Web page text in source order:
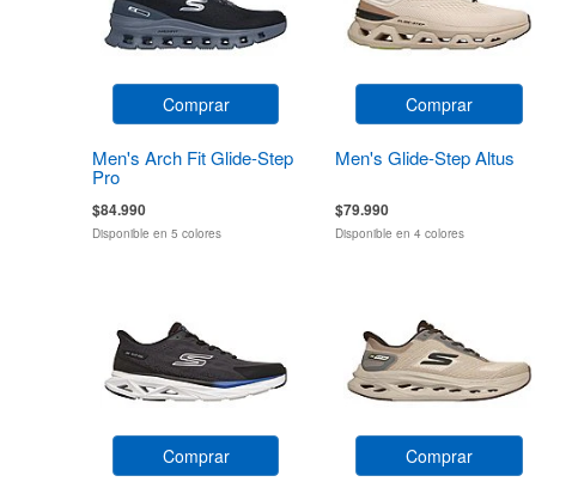
Comprar
Men's Arch Fit Glide-Step
Pro
$84.990
Disponible en 5 colores
Comprar
Men's Glide-Step Altus
$79.990
Disponible en 4 colores
Comprar Comprar